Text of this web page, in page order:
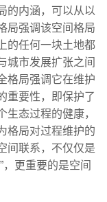
内涵，可以从以
局强调该空间格局
的任何一块土地都
城市发展扩张之间
格局强调它在维护
重要性，即保护了
态过程的健康，
格局对过程维护的
间联系，不仅仅是
更重要的是空间